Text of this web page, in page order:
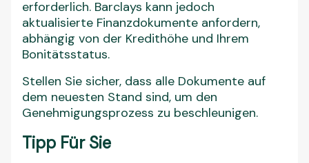
erforderlich. Barclays kann jedoch
aktualisierte Finanzdokumente anfordern,
abhängig von der Kredithöhe und Ihrem
Bonitätsstatus.
Stellen Sie sicher, dass alle Dokumente auf
dem neuesten Stand sind, um den
Genehmigungsprozess zu beschleunigen.
Tipp Für Sie